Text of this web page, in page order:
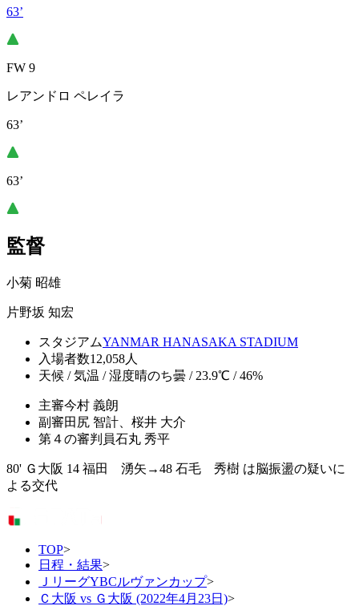
63’
FW 9
レアンドロ ペレイラ
63’
63’
監督
小菊 昭雄
片野坂 知宏
スタジアムYANMAR HANASAKA STADIUM
入場者数12,058人
天候 / 気温 / 湿度晴のち曇 / 23.9℃ / 46%
主審今村 義朗
副審田尻 智計、桜井 大介
第４の審判員石丸 秀平
80' Ｇ大阪 14 福田 湧矢→48 石毛 秀樹 は脳振盪の疑いに
よる交代
TOP>
日程・結果>
ＪリーグYBCルヴァンカップ>
Ｃ大阪 vs Ｇ大阪 (2022年4月23日)>